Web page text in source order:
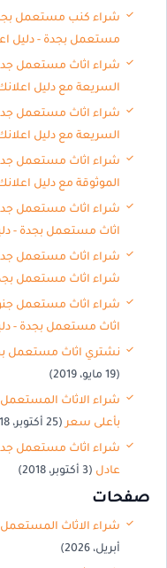
شراء كنب مستعمل
مستعمل بجدة - دليل
شراء اثاث مستعمل
السريعة مع دليل
شراء اثاث مستعمل
السريعة مع دليل
شراء اثاث مستعمل
الموثوقة مع دليل
شراء اثاث مستعمل
اثاث مستعمل بجدة -
شراء اثاث مستعمل
شراء اثاث مستعمل
شراء اثاث مستعمل
اثاث مستعمل بجدة -
نشتري اثاث مستعمل
(19 مايو، 2019)
شراء الاثاث
بأعلى سعر (25 أكتوبر، 2018)
شراء اثاث مستعمل
عادل (3 أكتوبر، 2018)
صفحات
شراء الاثاث
أبريل، 2026)